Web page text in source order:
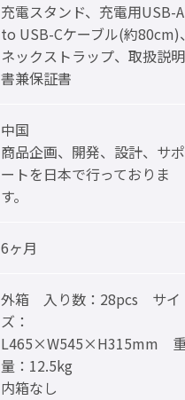
充電スタンド、充電用USB-A
to USB-Cケーブル(約80cm)
ネックストラップ、取扱説明
書兼保証書
中国
商品企画、開発、設計、サポ
ートを日本で行っておりま
す。
6ヶ月
外箱 入り数：28pcs サイ
ズ：
L465×W545×H315mm
量：12.5kg
内箱なし